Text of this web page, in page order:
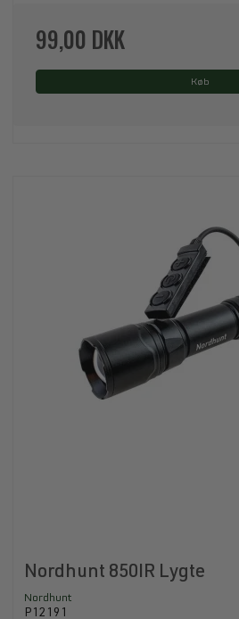
99,00 DKK
Køb
Nordhunt 850IR Lygte
Nordhunt
P12191